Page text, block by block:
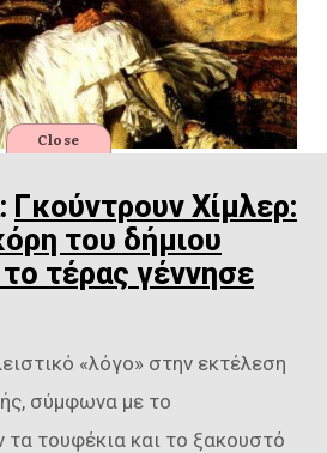
Γκούντρουν Χίμλερ:
του δήμιου
τέρας γέννησε
«λόγο» στην εκτέλεση
σύμφωνα με το
τα τουφέκια και το ξακουστό
Close